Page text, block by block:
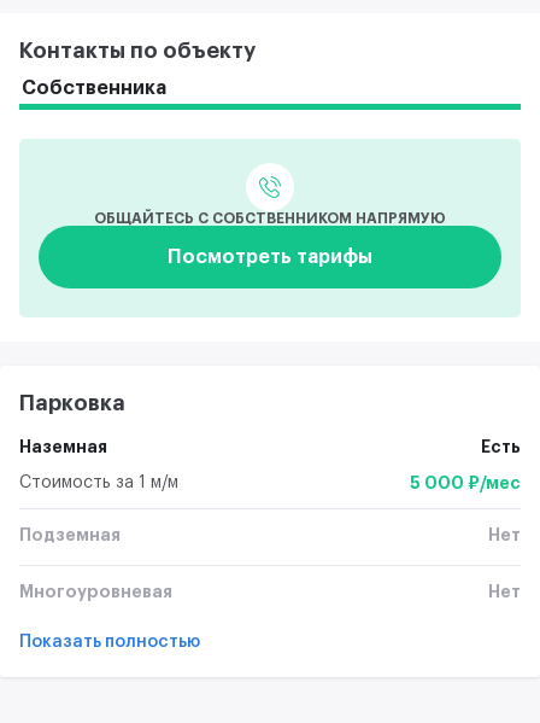
Контакты по объекту
Собственника
ОБЩАЙТЕСЬ С СОБСТВЕННИКОМ НАПРЯМУЮ
Посмотреть тарифы
Парковка
Наземная Есть
Стоимость за 1 м/м 5 000 ₽/мес
Подземная Нет
Многоуровневая Нет
Показать полностью